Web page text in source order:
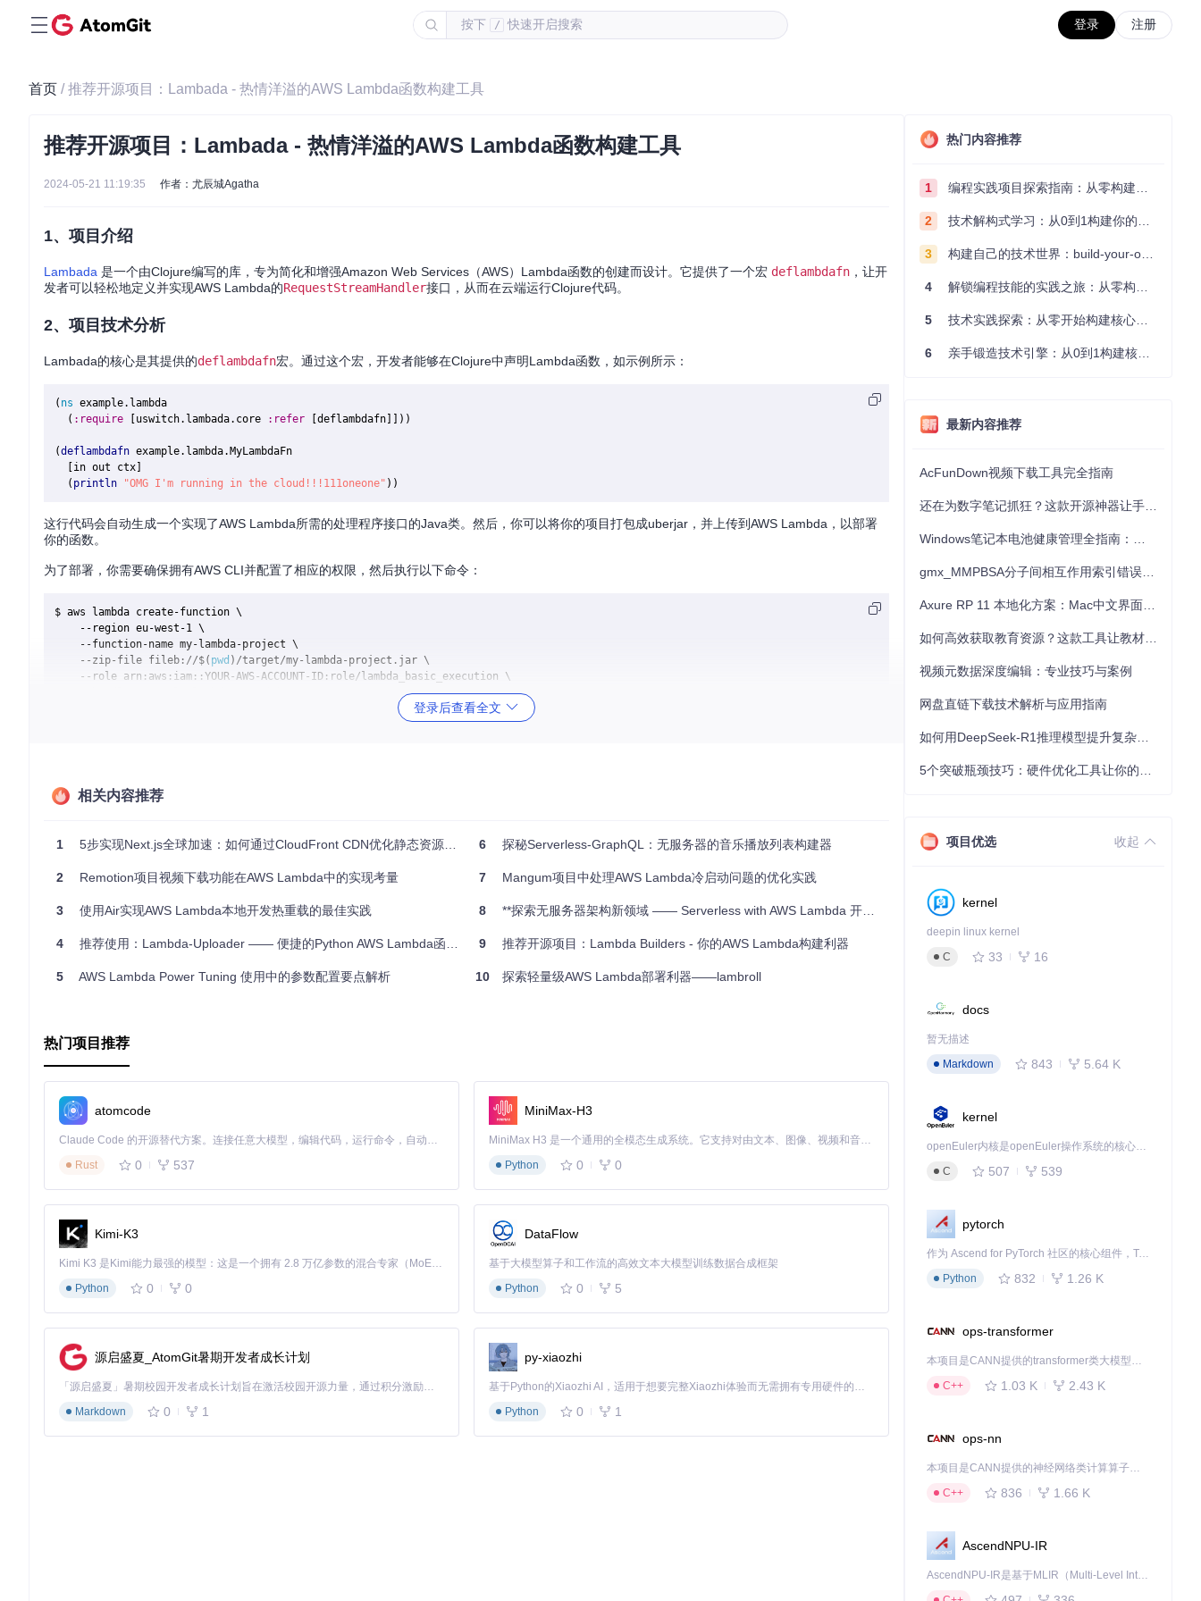
按下 / 快速开启搜索 登录 注册
首页 / 推荐开源项目：Lambada - 热情洋溢的AWS Lambda函数构建工具
推荐开源项目：Lambada - 热情洋溢的AWS Lambda函数构建工具
2024-05-21 11:19:35 作者：尤辰城Agatha
1、项目介绍
Lambada 是一个由Clojure编写的库，专为简化和增强Amazon Web Services（AWS）Lambda函数的创建而设计。它提供了一个宏 deflambdafn ，让开
发者可以轻松地定义并实现AWS Lambda的RequestStreamHandler接口，从而在云端运行Clojure代码。
2、项目技术分析
Lambada的核心是其提供的deflambdafn宏。通过这个宏，开发者能够在Clojure中声明Lambda函数，如示例所示：
( ns example.lambda
  (
:require [uswitch.lambada.core :refer [deflambdafn]]))
(deflambdafn example.lambda.MyLambdaFn
  [in out ctx]
  (
println "OMG I'm running in the cloud!!!111oneone"
这行代码会自动生成一个实现了AWS Lambda所需的处理程序接口的Java类。然后，你可以将你的项目打包成uberjar，并上传到AWS Lambda，以部署
你的函数。
为了部署，你需要确保拥有AWS CLI并配置了相应的权限，然后执行以下命令：
$ aws lambda create-function \
    --region eu-west-1 \
    --function-name my-lambda-project \
    --zip-file fileb://$(
pwd )/target/my-lambda-project.jar \
    --role arn:aws:iam::YOUR-AWS-ACCOUNT-ID:role/lambda_basic_execution \
$ aws lambda invoke \
    --invocation-type RequestResponse \
    --region eu-west-1 \
    --log-type Tail \
    --payload
'{"some":"input"}'
    outfile.txt
3、项目及技术应用场景
Lambada适用于任何希望利用AWS Lambda无服务器架构的项目，特别适合于那些需要弹性扩展、按需付费且对代码编写有高度灵活性的应用场景。例
4、项目特点
无缝集成
易部署：支持Leiningen或Boot构建，一键生成可部署的JAR文件。
Clojure语言
：利用Clojure的高表达性和强大库生态系统，开发更高效、更易于维护的代码。
灵活的角色管理 ：允许指定AWS IAM角色，以便控制函数访问其他AWS服务的权限。
彩，那么Lambada绝对值得尝试。现在就加入Lambada的世界，体验无服务器计算的魅力吧！
登录后查看全文
相关内容推荐
1 5步实现Next.js全球加速：如何通过CloudFront CDN优化静态资源分发
2 Remotion项目视频下载功能在AWS Lambda中的实现考量
3 使用Air实现AWS Lambda本地开发热重载的最佳实践
4 推荐使用：Lambda-Uploader —— 便捷的Python AWS Lambda函数发布工具
5 AWS Lambda Power Tuning 使用中的参数配置要点解析
6 探秘Serverless-GraphQL：无服务器的音乐播放列表构建器
7 Mangum项目中处理AWS Lambda冷启动问题的优化实践
8 **探索无服务器架构新领域 —— Serverless with AWS Lambda 开源教程**
9 推荐开源项目：Lambda Builders - 你的AWS Lambda构建利器
10 探索轻量级AWS Lambda部署利器——lambroll
热门项目推荐
atomcode
Claude Code 的开源替代方案。连接任意大模型，编辑代码，运行命令，自动验证 — 全自动执行。用 Rust 构建，极致性能。 ｜ An open-source alternative to Claude Code. Connect any LLM, edit code, run commands, and verify changes — autonomously. Built in Rust for speed. Get Started
Rust
0 537
MiniMax-H3
MiniMax H3 是一个通用的全模态生成系统。它支持对由文本、图像、视频和音频组成的多模态上下文进行统一理解，并能生成分辨率高达 2K、时长可达 15 秒的带原生立体声音频的视频。得益于面向任务泛化的系统设计，H3 在预训练阶段就已具备广泛的多模态上下文理解与生成能力，能够出色地执行复杂的多模态指令。
Python
0 0
Kimi-K3
Kimi K3 是Kimi能力最强的模型：这是一个拥有 2.8 万亿参数的混合专家（MoE）模型，具备原生视觉理解能力，并支持 100 万 token 的上下文窗口。
Python
0 0
DataFlow
基于大模型算子和工作流的高效文本大模型训练数据合成框架
Python
0 5
源启盛夏_AtomGit暑期开发者成长计划
「源启盛夏」暑期校园开发者成长计划旨在激活校园开源力量，通过积分激励、认证扶持、资源倾斜等形式，引导高校组织和开发者完成「入驻 — 建项目 — 做贡献 — 获认证 — 得资源」的完整闭环。无论你是想带领社团入驻平台的组织者，还是希望用代码贡献证明自己的开发者，都能在这里找到属于你的成长路径。
Markdown
0 1
py-xiaozhi
基于Python的Xiaozhi AI，适用于想要完整Xiaozhi体验而无需拥有专用硬件的用户。
Python
0 1
热门内容推荐
1 编程实践项目探索指南：从零构建技术能力体系
2 技术解构式学习：从0到1构建你的编程知识体系
3 构建自己的技术世界：build-your-own-x项目的实践探索指南
4 解锁编程技能的实践之旅：从零构建你的技术世界
5 技术实践探索：从零开始构建核心系统的实践指南
6 亲手锻造技术引擎：从0到1构建核心系统的实践指南
最新内容推荐
AcFunDown视频下载工具完全指南
视频元数据深度编辑：专业技巧与案例
网盘直链下载技术解析与应用指南
项目优选 收起
kernel
deepin linux kernel
C
33 16
docs
暂无描述
Markdown
843 5.64 K
kernel
openEuler内核是openEuler操作系统的核心，既是系统性能与稳定性的基石，也是连接处理器、设备与服务的桥梁。
C
507 539
pytorch
作为 Ascend for PyTorch 社区的核心组件，TorchNPU 是昇腾专为 PyTorch 打造的深度学习适配插件，使 PyTorch 框架能够直接调用昇腾 NPU，为开发者提供昇腾 AI 处理器的超强算力。
Python
832 1.26 K
ops-transformer
本项目是CANN提供的transformer类大模型算子库，实现网络在NPU上加速计算。
C++
1.03 K 2.43 K
ops-nn
本项目是CANN提供的神经网络类计算算子库，实现网络在NPU上加速计算。
C++
836 1.66 K
AscendNPU-IR
AscendNPU-IR是基于MLIR（Multi-Level Intermediate Representation）构建的，面向昇腾亲和算子编译时使用的中间表示，提供昇腾完备表达能力，通过编译优化提升昇腾AI处理器计算效率，支持通过生态框架使能昇腾AI处理器与深度调优